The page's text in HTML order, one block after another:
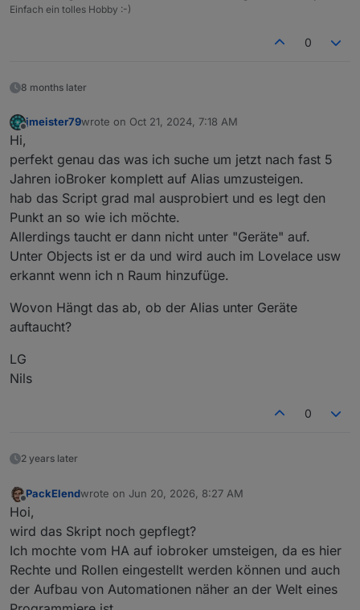
Einfach ein tolles Hobby :-)
0
8 months later
jmeister79wrote on Oct 21, 2024, 7:18 AM
last edited by
Hi,
perfekt genau das was ich suche um jetzt nach fast 5
Jahren ioBroker komplett auf Alias umzusteigen.
hab das Script grad mal ausprobiert und es legt den
Punkt an so wie ich möchte.
Allerdings taucht er dann nicht unter "Geräte" auf.
Unter Objects ist er da und wird auch im Lovelace usw
erkannt wenn ich n Raum hinzufüge.
Wovon Hängt das ab, ob der Alias unter Geräte
auftaucht?
LG
Nils
0
2 years later
Offline
PackElendwrote on Jun 20, 2026, 8:27 AM
last edited by
Hoi,
wird das Skript noch gepflegt?
Ich mochte vom HA auf iobroker umsteigen, da es hier
Rechte und Rollen eingestellt werden können und auch
der Aufbau von Automationen näher an der Welt eines